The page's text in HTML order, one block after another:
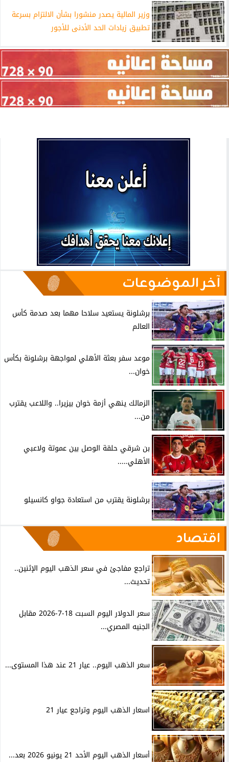
وزير المالية يصدر منشورا بشأن الالتزام بسرعة
تطبيق زيادات الحد الأدنى للأجور
آخر الموضوعات
برشلونة يستعيد سلاحا مهما بعد صدمة كأس
العالم
موعد سفر بعثة الأهلي لمواجهة برشلونة بكأس
خوان...
الزمالك ينهي أزمة خوان بيزيرا.. واللاعب يقترب
من...
بن شرقي حلقة الوصل بين عموتة ولاعبي
الأهلي.....
برشلونة يقترب من استعادة جواو كانسيلو
اقتصاد
تراجع مفاجئ في سعر الذهب اليوم الإثنين..
تحديث...
سعر الدولار اليوم السبت 18-7-2026 مقابل
الجنيه المصري...
سعر الذهب اليوم.. عيار 21 عند هذا المستوى...
اسعار الذهب اليوم وتراجع عيار 21
أسعار الذهب اليوم الأحد 21 يونيو 2026 بعد...